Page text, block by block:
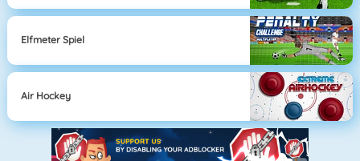
Elfmeter Spiel
Air Hockey